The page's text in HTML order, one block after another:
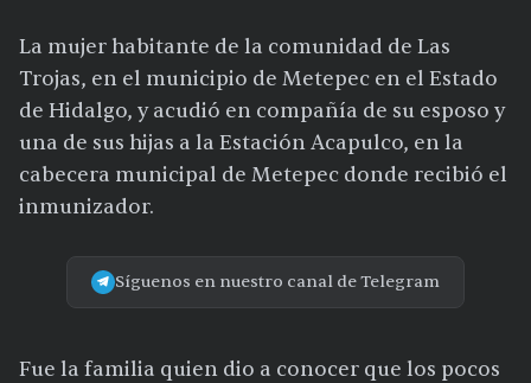
La mujer habitante de la comunidad de Las
Trojas, en el municipio de Metepec en el Estado
de Hidalgo, y acudió en compañía de su esposo y
una de sus hijas a la Estación Acapulco, en la
cabecera municipal de Metepec donde recibió el
inmunizador.
Síguenos en nuestro canal de Telegram
Fue la familia quien dio a conocer que los pocos